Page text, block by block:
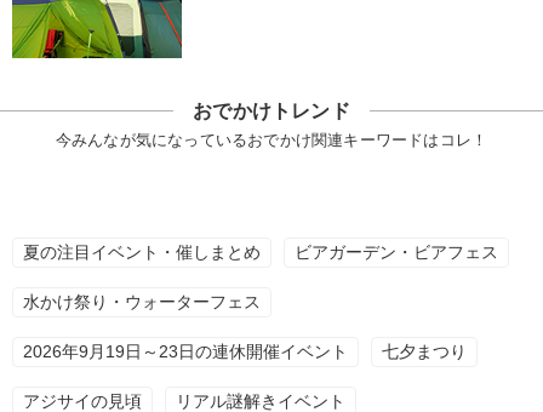
おでかけトレンド
今みんなが気になっているおでかけ関連キーワードはコレ！
夏の注目イベント・催しまとめ ビアガーデン・ビアフェス
水かけ祭り・ウォーターフェス
2026年9月19日～23日の連休開催イベント 七夕まつり
アジサイの見頃 リアル謎解きイベント